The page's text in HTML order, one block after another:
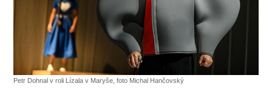
O DIVADLE
SOUBOR
DÁLE NABÍZÍME
Petr Dohnal v roli Lízala v Maryše, foto Michal Hančovský